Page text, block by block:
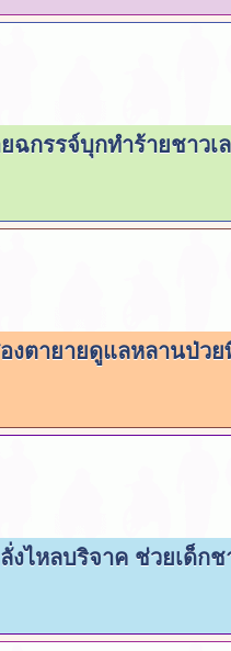
ฉกรรจ์บุกทำร้ายชาว
งตายายดูแลหลานป่ว
งไหลบริจาค ช่วยเด็ก